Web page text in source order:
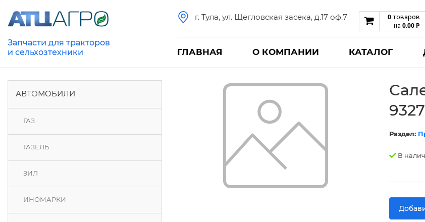
Запчасти для тракторов
и сельхозтехники
г. Тула, ул. Щегловская засека, д.17 оф.7 0 товаров
на 0.00 Р
ГЛАВНАЯ О КОМПАНИИ КАТАЛОГ
АВТОМОБИЛИ
ГАЗ
ГАЗЕЛЬ
ЗИЛ
ИНОМАРКИ
Раздел:
В